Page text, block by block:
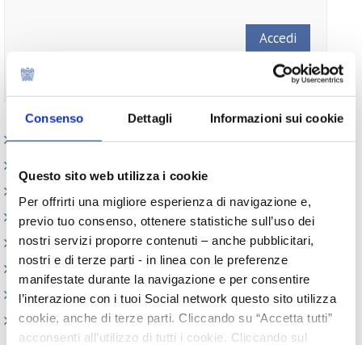
Consenso Dettagli Informazioni sui cookie
Questo sito web utilizza i cookie
Per offrirti una migliore esperienza di navigazione e,
previo tuo consenso, ottenere statistiche sull’uso dei
nostri servizi proporre contenuti – anche pubblicitari,
nostri e di terze parti - in linea con le preferenze
manifestate durante la navigazione e per consentire
l’interazione con i tuoi Social network questo sito utilizza
cookie, anche di terze parti. Cliccando su “Accetta tutti”
acconsenti all’utilizzo di tutti i cookie. Cliccando sul
Non ti sei ancora registrato?
Paesi
Circolari
Memorandum of Understanding
Corsi di formazione
Contatti utili
FAQ